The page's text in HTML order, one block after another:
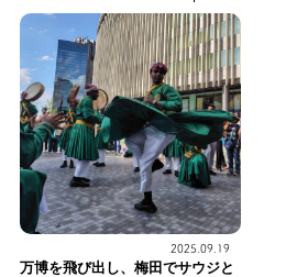
2025.09.19
万博を飛び出し、梅田でサウジと